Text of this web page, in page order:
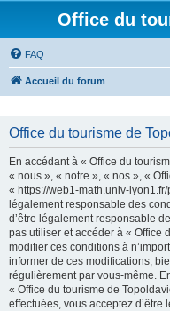
Office du
FAQ
Accueil du forum
Office du tourisme de
En accédant à « Office du
« nous », « notre », « nos », «
« https://web1-math.univ-
légalement responsable des
d’être légalement responsable
pas utiliser et accéder à « Office
modifier ces conditions à
informer de ces modifications,
régulièrement par vous-même.
« Office du tourisme de
effectuées, vous acceptez